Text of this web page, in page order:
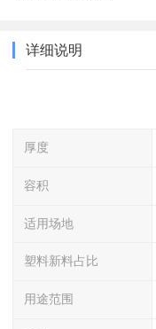
详细说明
厚度
容积
适用场地
塑料新料占比
用途范围